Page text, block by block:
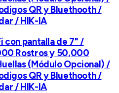
QR y Bluethooth /
/ HIK-IA
con pantalla de 7" /
Rostros y 50,000
(Módulo Opcional) /
QR y Bluethooth /
/ HIK-IA